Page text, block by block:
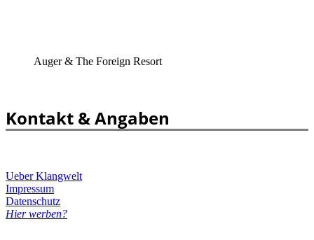
Auger & The Foreign Resort
Kontakt & Angaben
Ueber Klangwelt
Impressum
Datenschutz
Hier werben?